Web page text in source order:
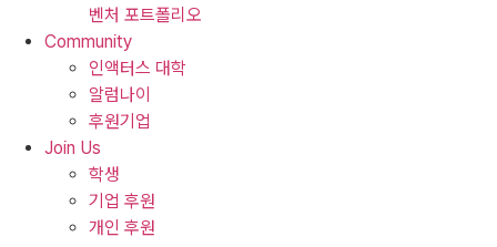
벤처 포트폴리오
Community
인액터스 대학
알럼나이
후원기업
Join Us
학생
기업 후원
개인 후원